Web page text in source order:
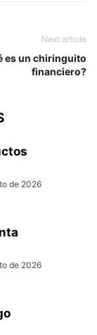
Next article
es un chiringuito
financiero?
de 2026
de 2026